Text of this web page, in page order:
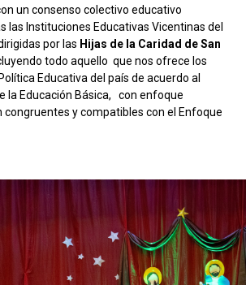
un consenso colectivo educativo
las Instituciones Educativas Vicentinas del
por las Hijas de la Caridad de San
todo aquello que nos ofrece los
Educativa del país de acuerdo al
la Educación Básica, con enfoque
congruentes y compatibles con el Enfoque